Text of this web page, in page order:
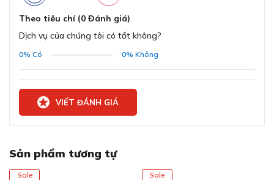
Theo tiêu chí (0 Đánh giá)
Dịch vụ của chúng tôi có tốt không?
0% Có 0% Không
VIẾT ĐÁNH GIÁ
Sản phẩm tương tự
Sale Sale